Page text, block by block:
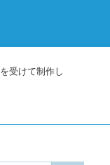
を受けて制作し